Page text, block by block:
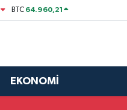
BTC 64.960,21
EKONOMİ